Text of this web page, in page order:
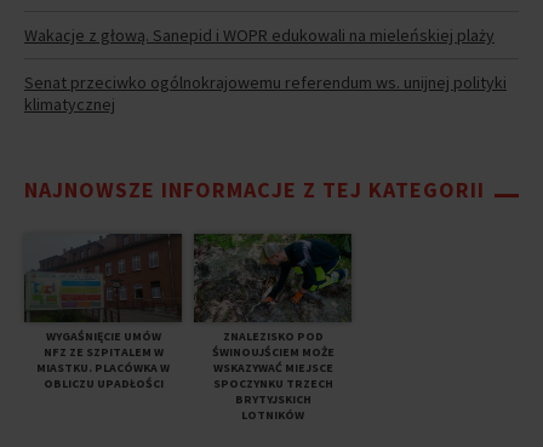
Wakacje z głową. Sanepid i WOPR edukowali na mieleńskiej plaży
Senat przeciwko ogólnokrajowemu referendum ws. unijnej polityki
klimatycznej
NAJNOWSZE INFORMACJE Z TEJ KATEGORII
WYGAŚNIĘCIE UMÓW
NFZ ZE SZPITALEM W
MIASTKU. PLACÓWKA W
OBLICZU UPADŁOŚCI
ZNALEZISKO POD
ŚWINOUJŚCIEM MOŻE
WSKAZYWAĆ MIEJSCE
SPOCZYNKU TRZECH
BRYTYJSKICH
LOTNIKÓW